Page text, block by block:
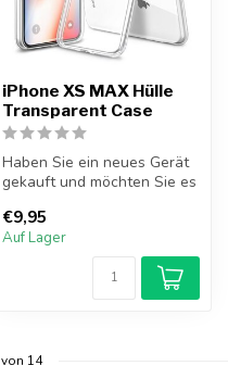
iPhone XS MAX Hülle
Transparent Case
Haben Sie ein neues Gerät
gekauft und möchten Sie es
schützen...
€9,95
Auf Lager
von 14